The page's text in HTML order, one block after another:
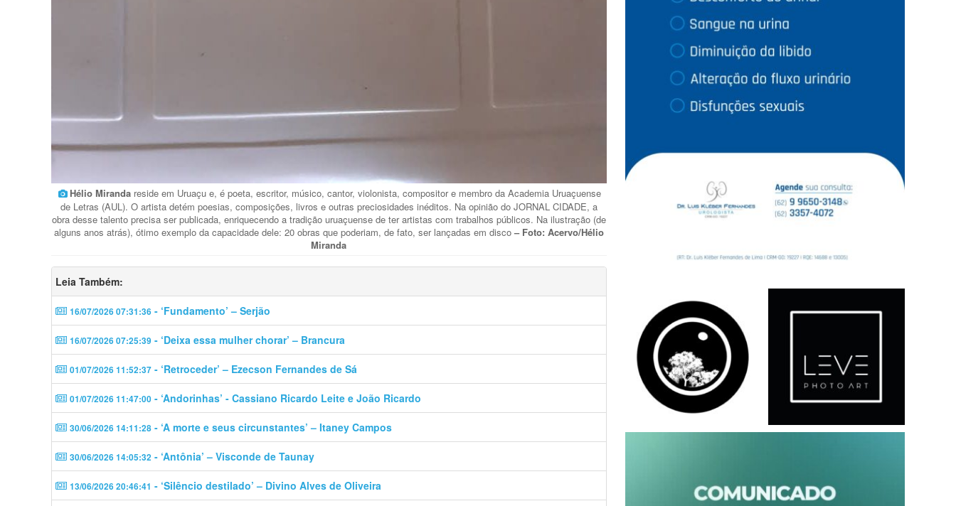
Hélio Miranda reside em Uruaçu e, é poeta, escritor, músico, cantor, violonista, compositor e membro da Academia Uruaçuense
de Letras (AUL). O artista detém poesias, composições, livros e outras preciosidades inéditos. Na opinião do JORNAL CIDADE, a
obra desse talento precisa ser publicada, enriquecendo a tradição uruaçuense de ter artistas com trabalhos públicos. Na ilustração (de
alguns anos atrás), ótimo exemplo da capacidade dele: 20 obras que poderiam, de fato, ser lançadas em disco – Foto: Acervo/Hélio
Miranda
Leia Também:
16/07/2026 07:31:36 - ‘Fundamento’ – Serjão
16/07/2026 07:25:39 - ‘Deixa essa mulher chorar’ – Brancura
01/07/2026 11:52:37 - ‘Retroceder’ – Ezecson Fernandes de Sá
01/07/2026 11:47:00 - ‘Andorinhas’ - Cassiano Ricardo Leite e João Ricardo
30/06/2026 14:11:28 - ‘A morte e seus circunstantes’ – Itaney Campos
30/06/2026 14:05:32 - ‘Antônia’ – Visconde de Taunay
13/06/2026 20:46:41 - ‘Silêncio destilado’ – Divino Alves de Oliveira